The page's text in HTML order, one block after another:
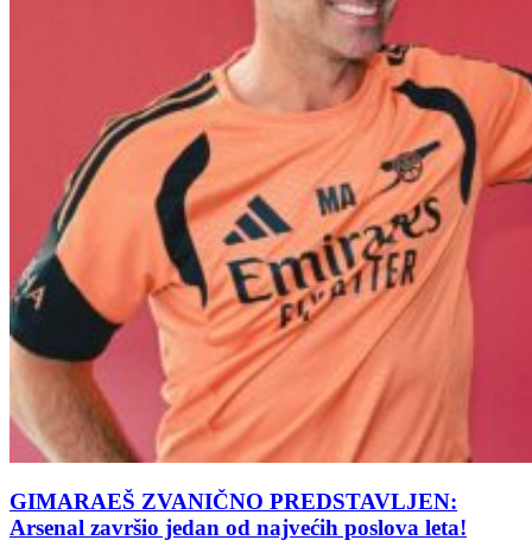
GIMARAEŠ ZVANIČNO PREDSTAVLJEN:
Arsenal završio jedan od najvećih poslova leta!